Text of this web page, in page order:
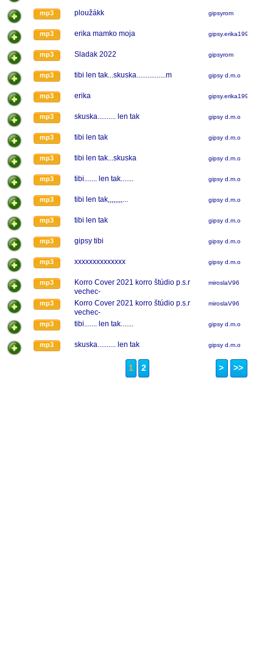
mp3 ploužákk gipsyrom
mp3 erika mamko moja gipsy.erika1995
mp3 Sladak 2022 gipsyrom
mp3 tibi len tak...skuska................m gipsy d.m.o
mp3 erika gipsy.erika1995
mp3 skuska.......... len tak gipsy d.m.o
mp3 tibi len tak gipsy d.m.o
mp3 tibi len tak...skuska gipsy d.m.o
mp3 tibi....... len tak....... gipsy d.m.o
mp3 tibi len tak,,,,,,,,... gipsy d.m.o
mp3 tibi len tak gipsy d.m.o
mp3 gipsy tibi gipsy d.m.o
mp3 xxxxxxxxxxxxxx gipsy d.m.o
mp3
Korro Cover 2021 korro štúdio p.s.r
vechec-
miroslaV96
mp3
Korro Cover 2021 korro štúdio p.s.r
vechec-
miroslaV96
mp3 tibi....... len tak....... gipsy d.m.o
mp3 skuska.......... len tak gipsy d.m.o
1 2 > >>